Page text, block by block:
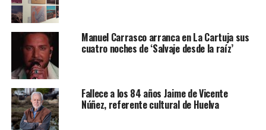
Manuel Carrasco arranca en La Cartuja sus
cuatro noches de ‘Salvaje desde la raíz’
Fallece a los 84 años Jaime de Vicente
Núñez, referente cultural de Huelva